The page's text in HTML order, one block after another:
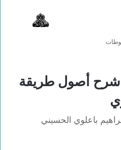
شرح أصول طريقة
باعلوي الحسيني